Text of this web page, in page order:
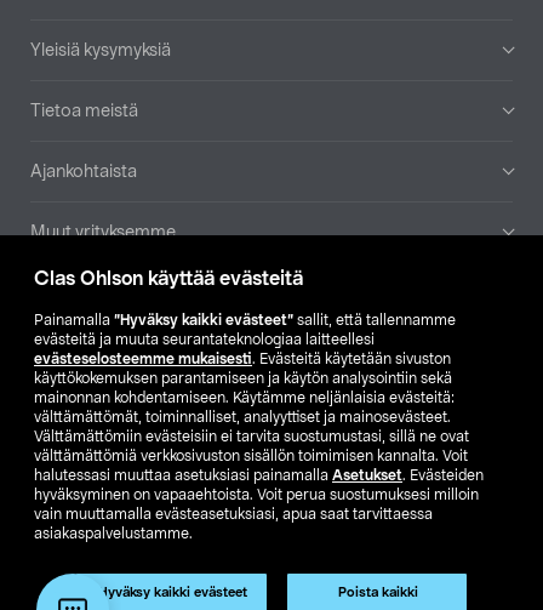
Clas Ohlson käyttää evästeitä
Painamalla ”Hyväksy kaikki evästeet” sallit, että tallennamme
evästeitä ja muuta seurantateknologiaa laitteellesi
evästeselosteemme mukaisesti. Evästeitä käytetään sivuston
käyttökokemuksen parantamiseen ja käytön analysointiin sekä
mainonnan kohdentamiseen. Käytämme neljänlaisia evästeitä:
välttämättömät, toiminnalliset, analyyttiset ja mainosevästeet.
Välttämättömiin evästeisiin ei tarvita suostumustasi, sillä ne ovat
välttämättömiä verkkosivuston sisällön toimimisen kannalta. Voit
halutessasi muuttaa asetuksiasi painamalla Asetukset. Evästeiden
hyväksyminen on vapaaehtoista. Voit perua suostumuksesi milloin
vain muuttamalla evästeasetuksiasi, apua saat tarvittaessa
asiakaspalvelustamme.
Hyväksy kaikki evästeet Poista kaikki
Yleisiä kysymyksiä
Tietoa meistä
Ajankohtaista
Muut yrityksemme
Etsi myymälä
SE NO FI
FI SV
Näytä hinnat ilman ALV:a